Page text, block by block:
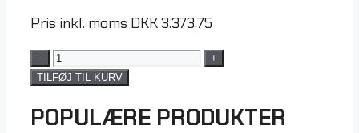
Pris inkl. moms DKK3.373,75
−
+
TILFØJ TIL KURV
POPULÆRE PRODUKTER